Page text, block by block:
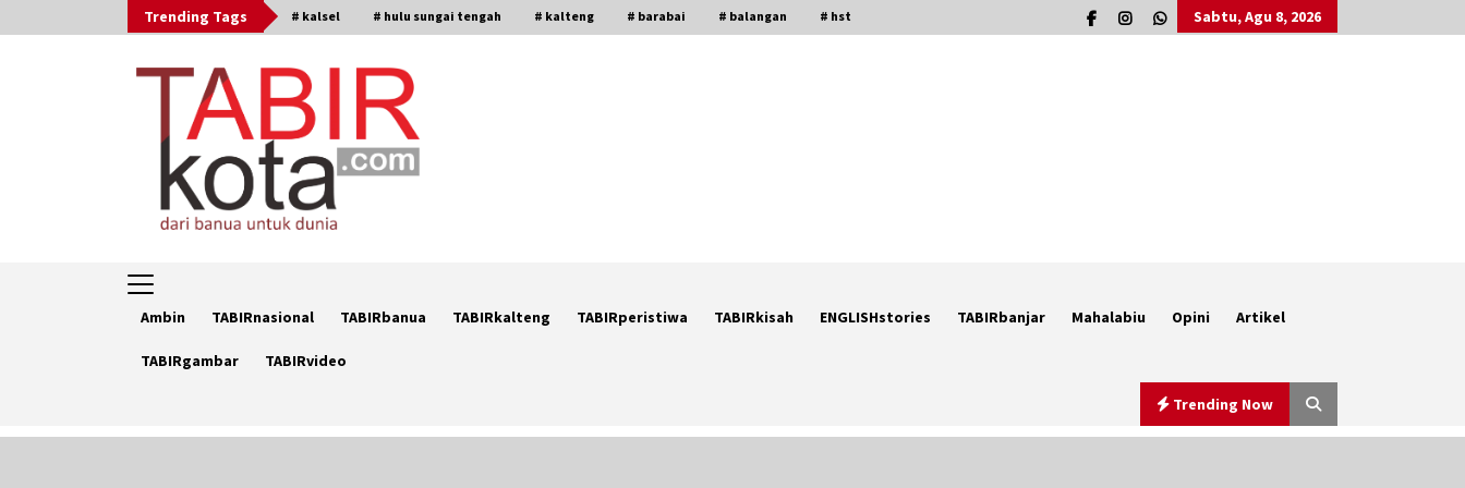
to
Trending Tags # kalsel # hulu sungai tengah # kalteng # barabai # balangan # hst Sabtu, Agu 8, 2026
Ambin TABIRnasional TABIRbanua TABIRkalteng TABIRperistiwa TABIRkisah ENGLISHstories TABIRbanjar Mahalabiu Opini Artikel
TABIRgambar TABIRvideo
Trending Now